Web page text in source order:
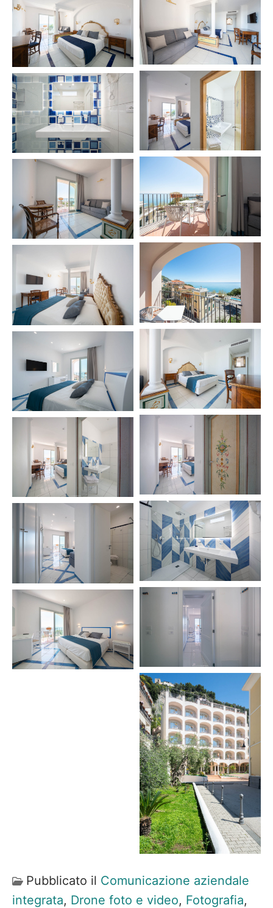
Pubblicato il Comunicazione aziendale
integrata, Drone foto e video, Fotografia,